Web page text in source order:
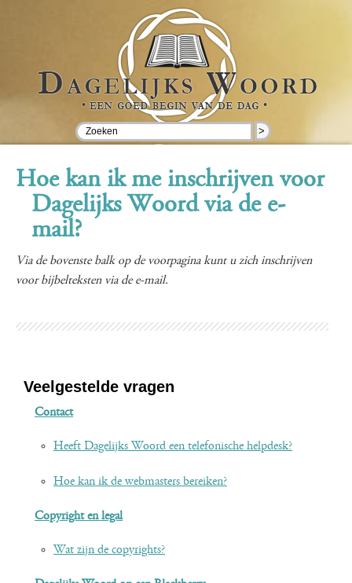
>
Hoe kan ik me inschrijven voor
Dagelijks Woord via de e-
mail?
Via de bovenste balk op de voorpagina kunt u zich inschrijven
voor bijbelteksten via de e-mail.
Veelgestelde vragen
Contact
Heeft Dagelijks Woord een telefonische helpdesk?
Hoe kan ik de webmasters bereiken?
Copyright en legal
Wat zijn de copyrights?